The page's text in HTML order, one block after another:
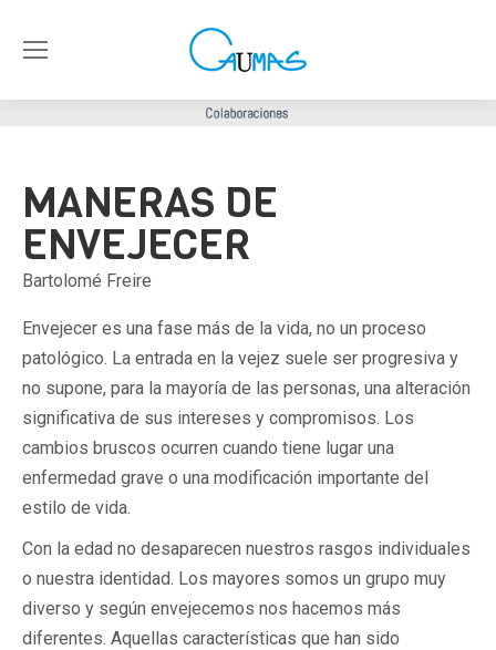
MANERAS DE
ENVEJECER
Bartolomé Freire
Envejecer es una fase más de la vida, no un proceso
patológico. La entrada en la vejez suele ser progresiva y
no supone, para la mayoría de las personas, una alteración
significativa de sus intereses y compromisos. Los
cambios bruscos ocurren cuando tiene lugar una
enfermedad grave o una modificación importante del
estilo de vida.
Con la edad no desaparecen nuestros rasgos individuales
o nuestra identidad. Los mayores somos un grupo muy
diverso y según envejecemos nos hacemos más
diferentes. Aquellas características que han sido